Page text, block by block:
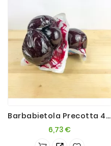
Barbabietola Precotta 4x500g
6,73 €Prezzo